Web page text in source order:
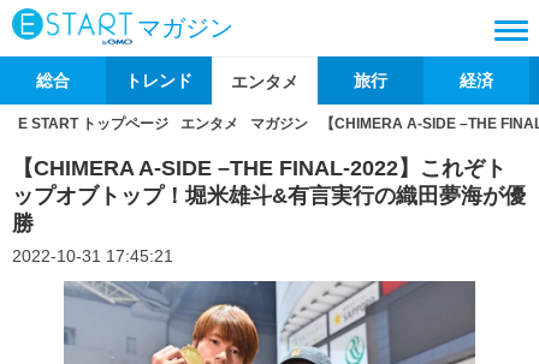
マガジン
総合 トレンド エンタメ 旅行 経済
E START トップページ エンタメ マガジン 【CHIMERA A-SIDE –THE
【CHIMERA A-SIDE –THE FINAL-2022】これぞト
ップオブトップ！堀米雄斗&有言実行の織田夢海が優
勝
2022-10-31 17:45:21